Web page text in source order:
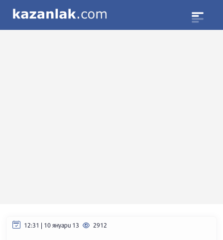
12:31 | 10 януари 13 2912